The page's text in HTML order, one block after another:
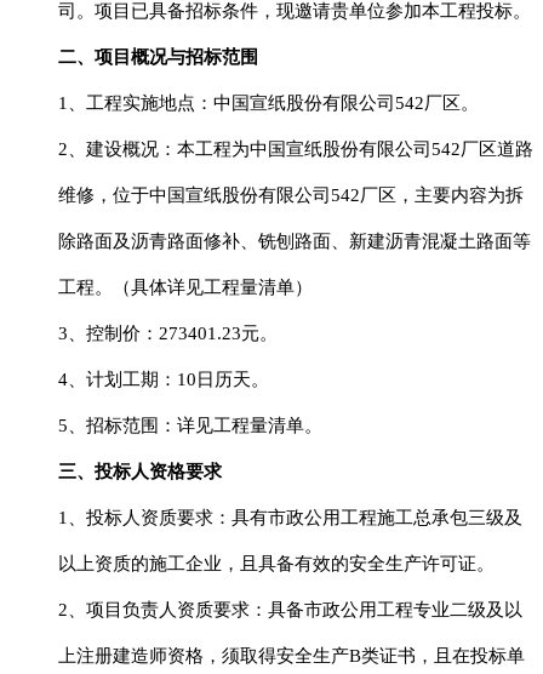
司。项目已具备招标条件，现邀请贵单位参加本工程投标。
二、项目概况与招标范围
1、工程实施地点：中国宣纸股份有限公司542厂区。
2、建设概况：本工程为中国宣纸股份有限公司542厂区道路
维修 ， 位于中国宣纸股份有限公司 542厂区 ，主要内容为拆
除路面及沥青路面修补、铣刨路面、新建沥青混凝土路面等
工程。（具体详见工程量清单）
3、控制价：273401.23元。
4、计划工期： 10 日历天。
5、招标范围：详见工程量清单。
三、投标人资格要求
1、投标人资质要求：具有市政公用工程施工总承包三级及
以上资质的施工企业，且具备有效的安全生产许可证。
2、项目负责人资质要求：具备市政公用工程专业二级及以
上注册建造师资格，须取得安全生产B类证书，且在投标单